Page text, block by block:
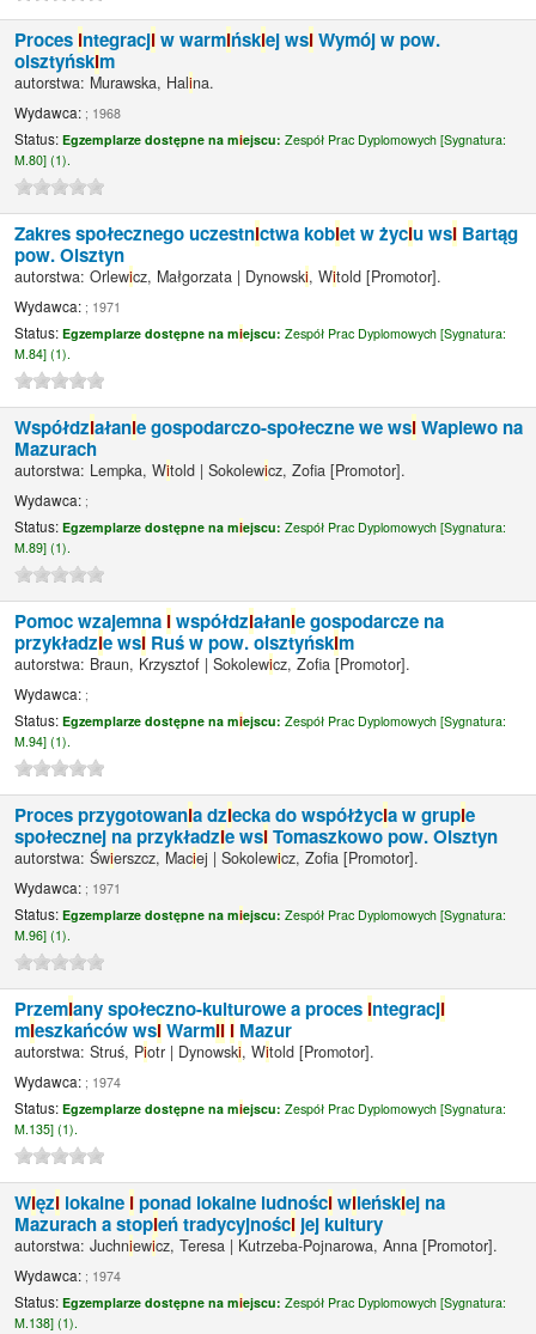
Proces integracjiw warmińskiej wsiWymój w pow.
olsztyńskim
autorstwa: Murawska, Halina.
Wydawca: ; 1968
Status:Egzemplarze dostępne na miejscu:Zespół Prac Dyplomowych [Sygnatura:
M.80] (1).
Zakres społecznego uczestnictwa kobiet w życiu wsi Bartąg
pow. Olsztyn
autorstwa:Orlewicz, Małgorzata | Dynowski, Witold [Promotor].
Wydawca: ; 1971
Status:Egzemplarze dostępne na miejscu:Zespół Prac Dyplomowych [Sygnatura:
M.84] (1).
Współdziałanie gospodarczo-społeczne we wsiWaplewo na
Mazurach
autorstwa: Lempka, Witold |Sokolewicz, Zofa [Promotor].
Wydawca: ;
Status:Egzemplarze dostępne na miejscu:Zespół Prac Dyplomowych [Sygnatura:
M.89] (1).
Pomoc wzajemna iwspółdziałanie gospodarcze na
przykładzie wsi Ruś w pow. olsztyńskim
autorstwa: Braun, Krzysztof |Sokolewicz, Zofa [Promotor].
Wydawca: ;
Status:Egzemplarze dostępne na miejscu:Zespół Prac Dyplomowych [Sygnatura:
M.94] (1).
Proces przygotowania dziecka do współżycia w grupie
społecznej na przykładzie wsiTomaszkowo pow. Olsztyn
autorstwa:Świerszcz, Maciej |Sokolewicz, Zofa [Promotor].
Wydawca: ; 1971
Status:Egzemplarze dostępne na miejscu:Zespół Prac Dyplomowych [Sygnatura:
M.96] (1).
Przemiany społeczno-kulturowe a proces integracji
mieszkańców wsiWarmii i Mazur
autorstwa:Struś, Piotr | Dynowski, Witold [Promotor].
Wydawca: ; 1974
Status:Egzemplarze dostępne na miejscu:Zespół Prac Dyplomowych [Sygnatura:
M.135] (1).
Więzi lokalne iponad lokalne ludnościwileńskiej na
Mazurach a stopień tradycyjności jej kultury
autorstwa:Juchniewicz, Teresa | Kutrzeba-Pojnarowa, Anna [Promotor].
Wydawca: ; 1974
Status:Egzemplarze dostępne na miejscu:Zespół Prac Dyplomowych [Sygnatura:
M.138] (1).